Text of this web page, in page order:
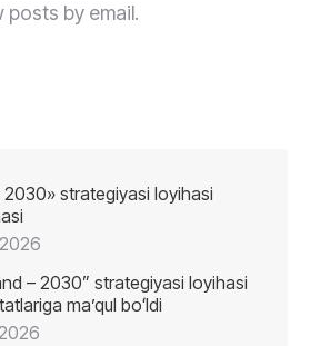
by email.
2030» strategiyasi loyihasi
– 2030” strategiyasi loyihasi
maʼqul boʻldi